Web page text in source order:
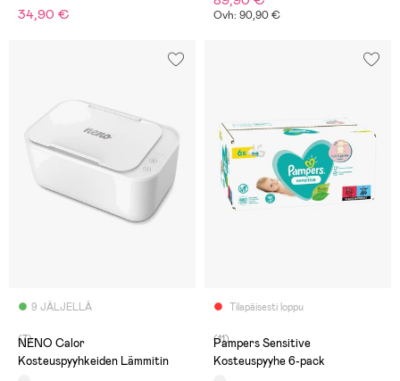
34,90 € Ovh: 90,90 €
9 JÄLJELLÄ
(7)
NENO Calor
Kosteuspyyhkeiden Lämmitin
Tilapäisesti loppu
(11)
Pampers Sensitive
Kosteuspyyhe 6-pack